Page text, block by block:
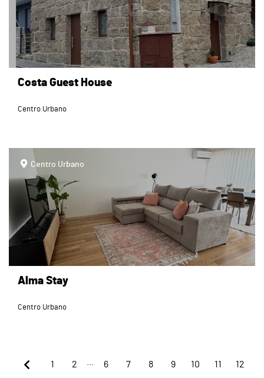
Costa Guest House
Centro Urbano
page
Centro Urbano
Alma Stay
Centro Urbano
1 2 6 7 8 9 10 11 12